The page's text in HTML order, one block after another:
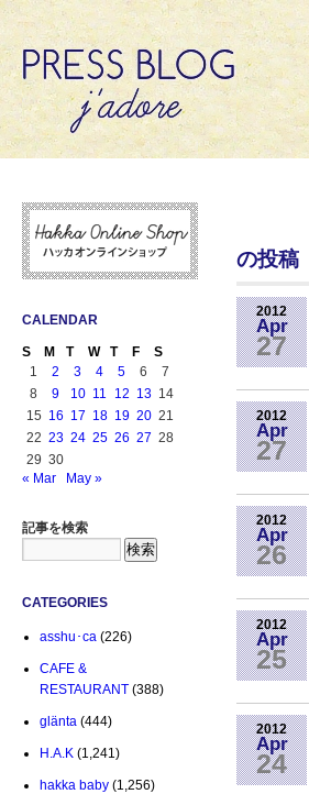
CALENDAR
S M T W T F
S
1
2 3 4 5 6
7
8
9 10 11 12 13 14
15 16 17 18 19 20 21
22 23 24 25 26 27 28
29 30
« Mar
May »
記事を検索
CATEGORIES
asshu･ca (226)
CAFE &
RESTAURANT (388)
glänta (444)
H.A.K (1,241)
hakka baby (1,256)
の投稿
2012
Apr
27
2012
Apr
27
2012
Apr
26
2012
Apr
25
2012
Apr
24